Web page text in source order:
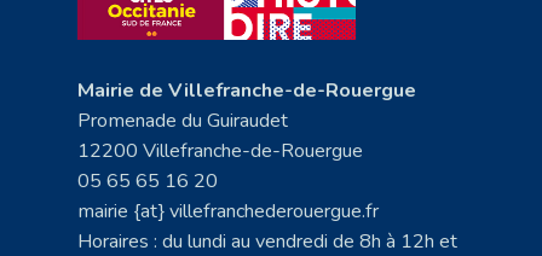
Mairie de Villefranche-de-Rouergue
Promenade du Guiraudet
12200 Villefranche-de-Rouergue
05 65 65 16 20
mairie {at} villefranchederouergue.fr
Horaires : du lundi au vendredi de 8h à 12h et